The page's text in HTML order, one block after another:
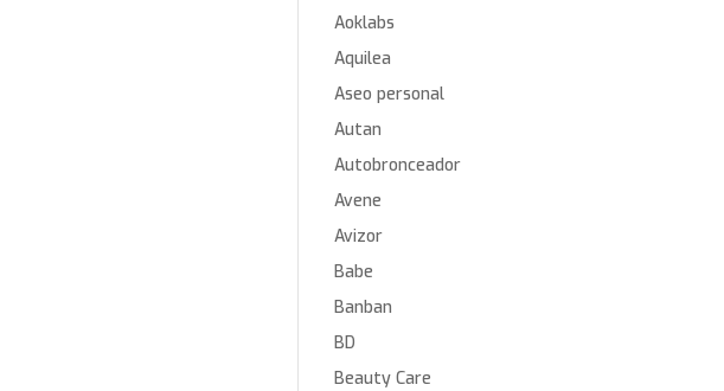
Aoklabs
Aquilea
Aseo personal
Autan
Autobronceador
Avene
Avizor
Babe
Banban
BD
Beauty Care